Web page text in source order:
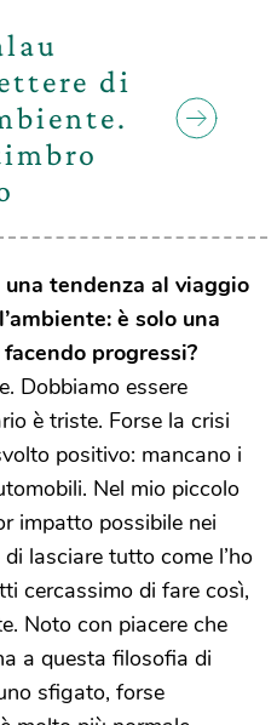
di
tendenza al viaggio
’ambiente: è solo una
progressi?
Dobbiamo essere
è triste. Forse la crisi
positivo: mancano i
Nel mio piccolo
impatto possibile nei
lasciare tutto come l’ho
cercassimo di fare così,
Noto con piacere che
a questa filosofia di
sfigato, forse